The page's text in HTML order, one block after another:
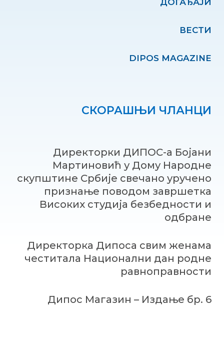
ДОГАЂАЈИ
ВЕСТИ
DIPOS MAGAZINE
СКОРАШЊИ ЧЛАНЦИ
Директорки ДИПОС-а Бојани
Мартиновић у Дому Народне
скупштине Србије свечано уручено
признање поводом завршетка
Високих студија безбедности и
одбране
Директорка Дипоса свим женама
честитала Национални дан родне
равноправности
Дипос Магазин – Издање бр. 6